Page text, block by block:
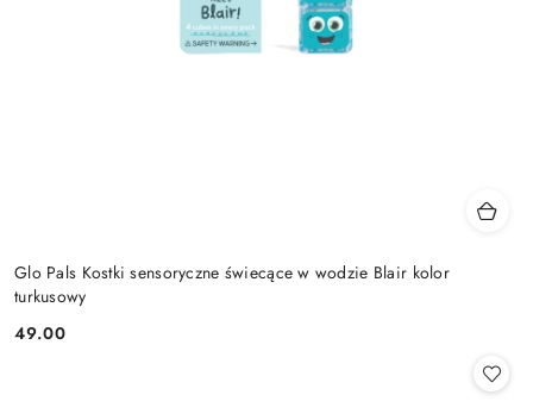
Glo Pals Kostki sensoryczne świecące w wodzie Blair kolor
turkusowy
Cena:
49.00